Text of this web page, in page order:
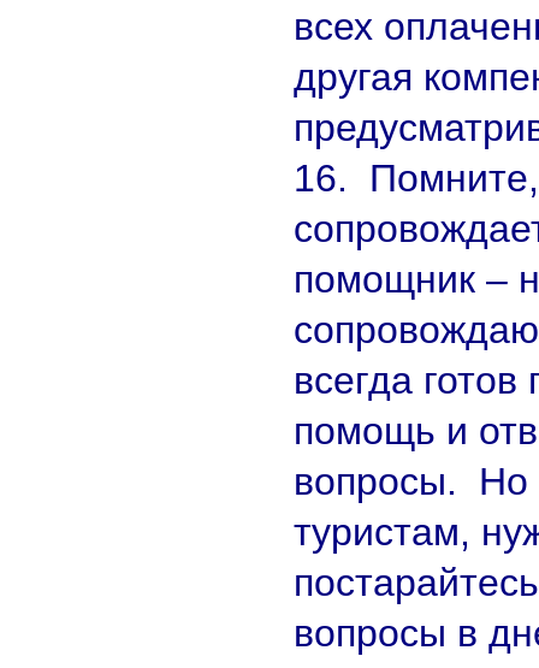
всех
другая
16.
помощник –
всегда
помощь и
вопросы. Но
туристам,
вопросы в